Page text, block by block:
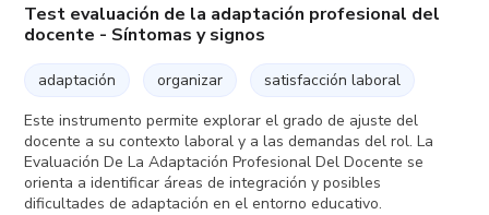
Test evaluación de la adaptación profesional del
docente - Síntomas y signos
adaptación organizar
satisfacción laboral
Este instrumento permite explorar el grado de ajuste del
docente a su contexto laboral y a las demandas del rol. La
Evaluación De La Adaptación Profesional Del Docente se
orienta a identificar áreas de integración y posibles
dificultades de adaptación en el entorno educativo.